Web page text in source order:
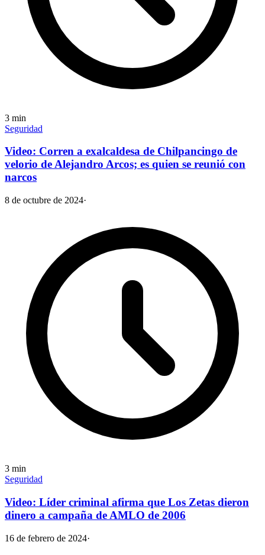
3 min
Seguridad
Video: Corren a exalcaldesa de Chilpancingo de
velorio de Alejandro Arcos; es quien se reunió con
narcos
8 de octubre de 2024·
3 min
Seguridad
Video: Líder criminal afirma que Los Zetas dieron
dinero a campaña de AMLO de 2006
16 de febrero de 2024·